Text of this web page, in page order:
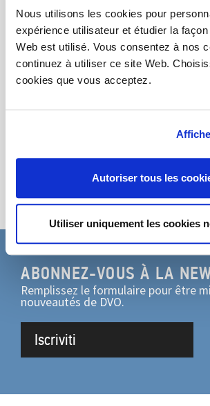
Nous utilisons les cookies pour
expérience utilisateur et étudier la
Web est utilisé. Vous consentez à nos
continuez à utiliser ce site Web.
cookies que vous acceptez.
Autoriser tous les
Utiliser uniquement les cookies
par les micro-organismes et
de la peau.
Nos bureaux commerciaux sont à votre
ABONNEZ-VOUS À LA
Remplissez le formulaire pour être
nouveautés de DVO.
Iscriviti